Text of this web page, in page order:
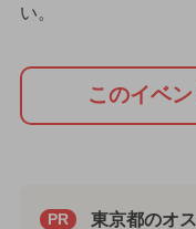
い。
このイベ
PR 東京都のオ